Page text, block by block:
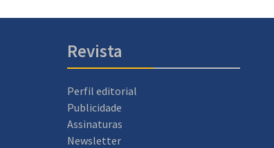
Revista
Perfil editorial
Publicidade
Assinaturas
Newsletter